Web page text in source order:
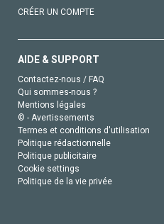
CRÉER UN COMPTE
AIDE & SUPPORT
Contactez-nous / FAQ
Qui sommes-nous ?
Mentions légales
© - Avertissements
Termes et conditions d'utilisation
Politique rédactionnelle
Politique publicitaire
Cookie settings
Politique de la vie privée